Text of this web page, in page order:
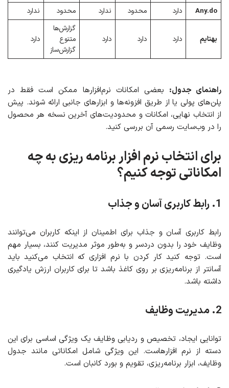
Any.do دارد محدود ندارد محدود ندارد
بهتایم دارد دارد دارد
گزارش‌ها
متنوع
گزارش‌ساز
دارد
راهنمای جدول: بعضی امکانات نرم‌افزارها ممکن است فقط در
پلن‌های پولی یا از طریق افزونه‌ها و ابزارهای جانبی ارائه شوند. پیش
از انتخاب نهایی، امکانات و محدودیت‌های آخرین نسخه هر محصول
را در وب‌سایت رسمی آن بررسی کنید.
برای انتخاب نرم افزار برنامه ریزی به چه
امکاناتی توجه کنیم؟
1. رابط کاربری آسان و جذاب
رابط کاربری آسان و جذاب برای اطمینان از اینکه کاربران می‌توانند
وظایف خود را بدون دردسر و به‌طور موثر مدیریت کنند، بسیار مهم
است. توجه کنید کار کردن با نرم افزاری که انتخاب می‌کنید باید
آسانتر از برنامه‌ریزی بر روی کاغذ باشد تا برای کاربران ارزش یادگیری
داشته باشد.
2. مدیریت وظایف
توانایی ایجاد، تخصیص و ردیابی وظایف یک ویژگی اساسی برای این
دسته از نرم افزارهاست. این ویژگی شامل امکاناتی مانند جدول
وظایف، ابزار برنامه‌ریزی، تقویم و بورد کانبان است.